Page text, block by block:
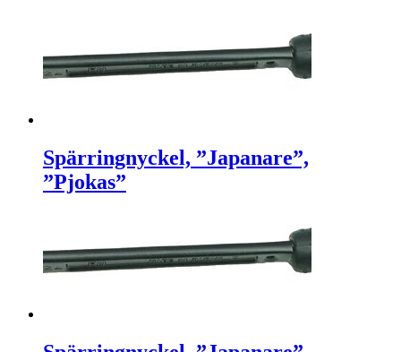
Spärringnyckel, ”Japanare”,
”Pjokas”